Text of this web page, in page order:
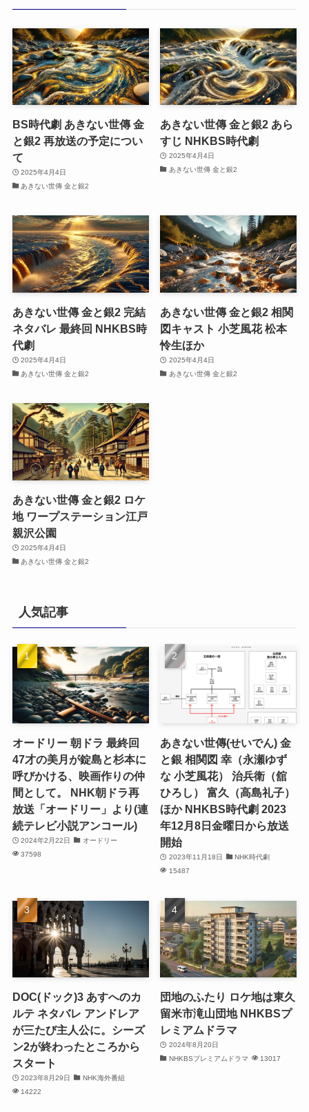
ー
BS時代劇 あきない世傳 金
と銀2 再放送の予定につい
て
2025年4月4日
あきない世傳 金と銀2
あきない世傳 金と銀2 あら
すじ NHKBS時代劇
2025年4月4日
あきない世傳 金と銀2
あきない世傳 金と銀2 完結
ネタバレ 最終回 NHKBS時
代劇
2025年4月4日
あきない世傳 金と銀2
あきない世傳 金と銀2 相関
図キャスト 小芝風花 松本
怜生ほか
2025年4月4日
あきない世傳 金と銀2
あきない世傳 金と銀2 ロケ
地 ワープステーション江戸
親沢公園
2025年4月4日
あきない世傳 金と銀2
人気記事
オードリー 朝ドラ 最終回
47才の美月が錠島と杉本に
呼びかける、映画作りの仲
間として。 NHK朝ドラ再
放送「オードリー」より(連
続テレビ小説アンコール)
2024年2月22日
オードリー
37598
あきない世傳(せいでん) 金
と銀 相関図 幸（永瀬ゆず
な 小芝風花） 治兵衛（舘
ひろし） 富久（高島礼子）
ほか NHKBS時代劇 2023
年12月8日金曜日から放送
開始
2023年11月18日
NHK時代劇
15487
DOC(ドック)3 あすへのカ
ルテ ネタバレ アンドレア
が三たび主人公に。シーズ
ン2が終わったところから
スタート
2023年8月29日
NHK海外番組
14222
団地のふたり ロケ地は東久
留米市滝山団地 NHKBSプ
レミアムドラマ
2024年8月20日
NHKBSプレミアムドラマ
13017